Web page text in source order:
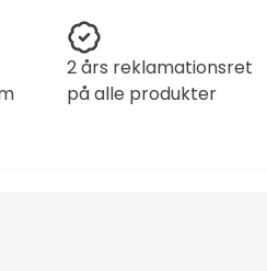
2 års reklamationsret
på alle produkter